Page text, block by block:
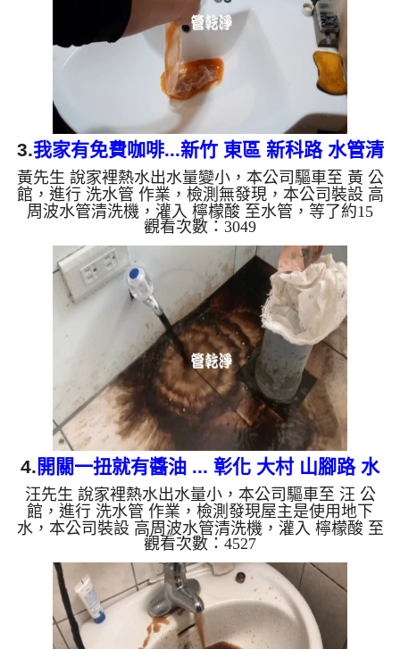
質，生鏽產生銅綠，如是藍色的水，是因為水龍頭合
金的養化造成，有些水...
3.我家有免費咖啡...新竹 東區 新科路 水管清
洗
黃先生 說家裡熱水出水量變小，本公司驅車至 黃 公
館，進行 洗水管 作業，檢測無發現，本公司裝設 高
周波水管清洗機，灌入 檸檬酸 至水管，等了約15
分，開啟 水管清洗機 ，啟動 螺旋波 模式，一洗就流
出髒水，看起來像是咖啡，二個多小時後，出水量恢
復了。 如是自來水，如水管老化，會產生鐵鏽跟泥
沙堆積，洗出來的水就會是咖啡色，地下水含有氧化
錳，管壁上會結成黑色管垢，洗出來的水會跟石油一
樣黑，有些洗出綠色的水，是因為裡面有銅的物質，
生鏽產生銅綠，如是藍色的水，是因為水龍頭合金的
養化造成，有些水管...
觀看次數：3049
4. 開關一扭就有醬油 ... 彰化 大村 山腳路 水
管清洗
汪先生 說家裡熱水出水量小，本公司驅車至 汪 公
館，進行 洗水管 作業，檢測發現屋主是使用地下
水，本公司裝設 高周波水管清洗機，灌入 檸檬酸 至
水管，等了約15分，開啟 水管清洗機 ，啟動 螺旋
波 模式，一洗就流出髒水，突然變成了醬油，四個
多小時後，出水量恢復了。 如是自來水，如水管老
化，會產生鐵鏽跟泥沙堆積，洗出來的水就會是咖啡
色，地下水含有氧化錳，管壁上會結成黑色管垢，洗
出來的水會跟石油一樣黑，有些洗出綠色的水，是因
觀看次數：4527